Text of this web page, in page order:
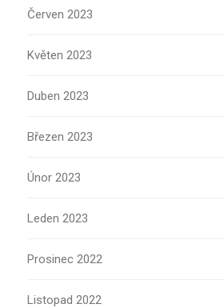
Červen 2023
Květen 2023
Duben 2023
Březen 2023
Únor 2023
Leden 2023
Prosinec 2022
Listopad 2022